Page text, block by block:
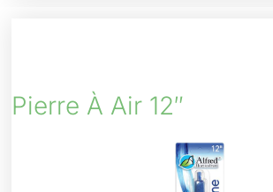
Pierre À Air 12″